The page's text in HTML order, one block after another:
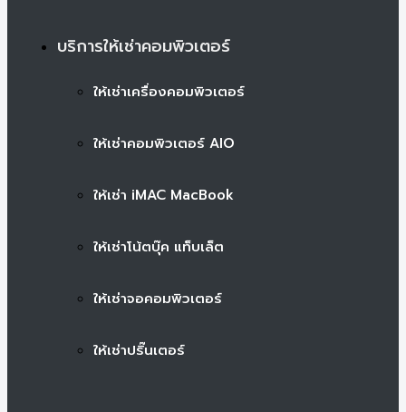
บริการให้เช่าคอมพิวเตอร์
ให้เช่าเครื่องคอมพิวเตอร์
ให้เช่าคอมพิวเตอร์ AIO
ให้เช่า iMAC MacBook
ให้เช่าโน้ตบุ๊ค แท็บเล็ต
ให้เช่าจอคอมพิวเตอร์
ให้เช่าปริ๊นเตอร์